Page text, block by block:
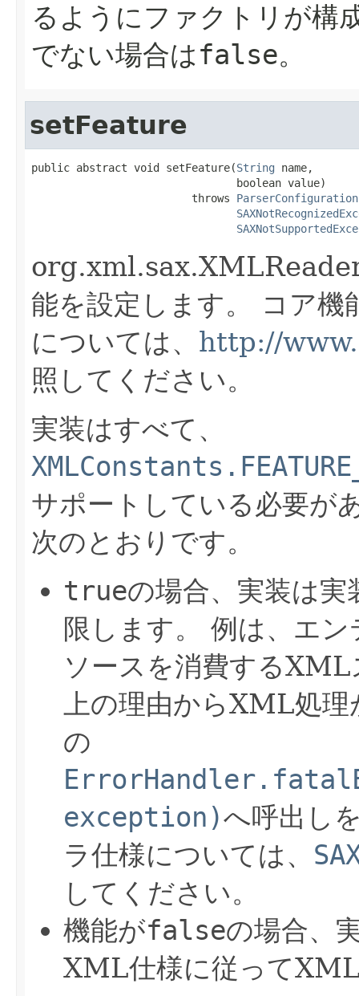
るようにファクトリが
でない場合はfalse。
setFeature
public abstract void setFeature(String name,
                                boolean value)
                         throws
org.xml.sax.XMLReader
能を設定します。
コア機
については、 http://
照してください。
実装はすべて、
サポートしている必要が
次のとおりです。
trueの場合、実装は
限します。
例は、エン
ソースを消費する
上の理由からXML処理
の
exception)へ呼出し
ラ仕様については、
してください。
機能がfalseの場合、
XML仕様に従って